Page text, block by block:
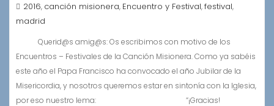
2016, canción misionera, Encuentro y Festival,festival,
madrid
Querid@s amig@s: Os escribimos con motivo de los
Encuentros – Festivales de la Canción Misionera. Como ya sabéis
este año el Papa Francisco ha convocado el año Jubilar de la
Misericordia, y nosotros queremos estar en sintonía con la Iglesia,
por eso nuestro lema: “¡Gracias!